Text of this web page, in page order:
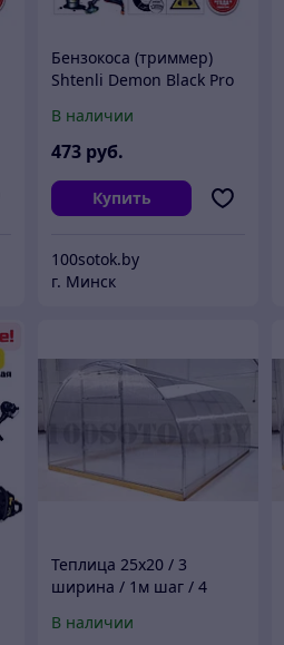
Бензокоса (триммер)
Shtenli Demon Black Pro
В наличии
473 руб.
Купить
100sotok.by
г. Минск
Теплица 25х20 / 3
ширина / 1м шаг / 4
В наличии